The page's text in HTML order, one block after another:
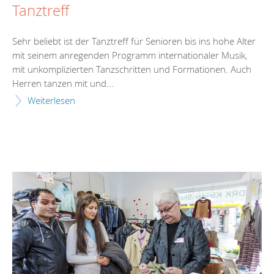
Tanztreff
Sehr beliebt ist der Tanztreff für Senioren bis ins hohe Alter
mit seinem anregenden Programm internationaler Musik,
mit unkomplizierten Tanzschritten und Formationen. Auch
Herren tanzen mit und...
Weiterlesen